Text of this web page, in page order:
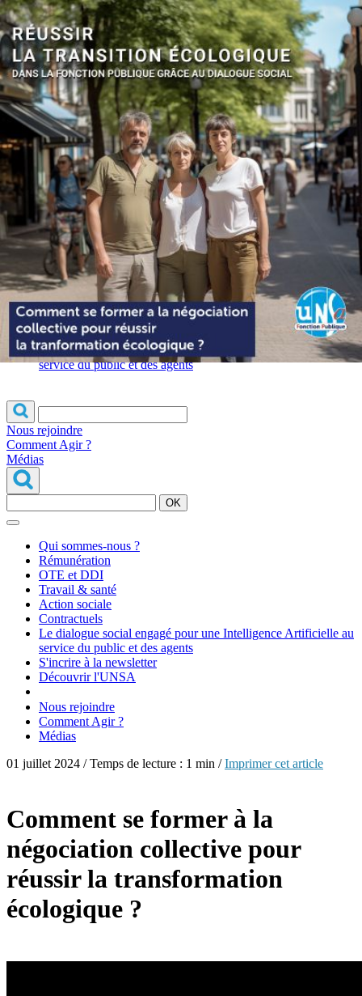
Qui
sommes-
nous ?
S'inscrire à
la
newsletter
Découvrir
l'UNSA
Rémunération
|
OTE et DDI
|
Travail & santé
|
Action sociale
|
Contractuels
|
Le dialogue social engagé pour une Intelligence Artificielle au
service du public et des agents
Nous rejoindre
Comment Agir ?
Médias
OK
Qui sommes-nous ?
Rémunération
OTE et DDI
Travail & santé
Action sociale
Contractuels
Le dialogue social engagé pour une Intelligence Artificielle au
service du public et des agents
S'incrire à la newsletter
Découvrir l'UNSA
Nous rejoindre
Comment Agir ?
Médias
01 juillet 2024 / Temps de lecture : 1 min /Imprimer cet article
Comment se former à la
négociation collective pour
réussir la transformation
écologique ?